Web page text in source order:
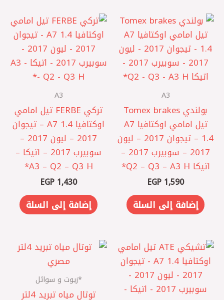
A3
بولندي Tomex brakes
تيل امامي اوكتافيا A7
1.4 – تيجوان 2017 – ليون
2017 – سوبيرب 2017 –
اتيكا Q2 – Q3 – A3 H*
EGP1,590
إضافة إلى السلة
A3
تركي FERBE تيل امامي
اوكتافيا A7 1.4 – تيجوان
2017 – ليون 2017 –
سوبيرب 2017 – اتيكا –
A3 – Q2 – Q3 H*
EGP1,430
إضافة إلى السلة
*زيوت و سوائل
توتال مياه تبريد 4لتر